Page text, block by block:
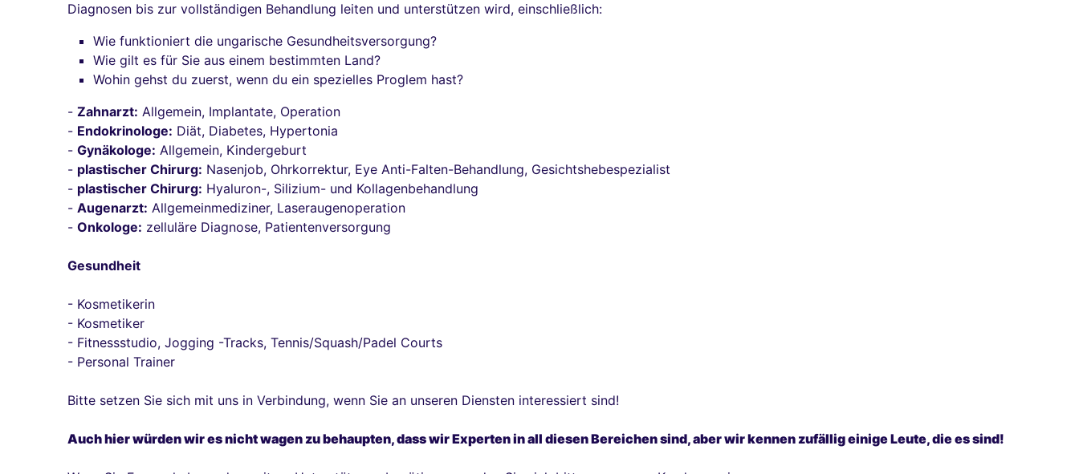
Diagnosen bis zur vollständigen Behandlung leiten und unterstützen wird, einschließlich:
Wie funktioniert die ungarische Gesundheitsversorgung?
Wie gilt es für Sie aus einem bestimmten Land?
Wohin gehst du zuerst, wenn du ein spezielles Proglem hast?
- Zahnarzt: Allgemein, Implantate, Operation
- Endokrinologe: Diät, Diabetes, Hypertonia
- Gynäkologe: Allgemein, Kindergeburt
- plastischer Chirurg: Nasenjob, Ohrkorrektur, Eye Anti-Falten-Behandlung, Gesichtshebespezialist
- plastischer Chirurg: Hyaluron-, Silizium- und Kollagenbehandlung
- Augenarzt: Allgemeinmediziner, Laseraugenoperation
- Onkologe: zelluläre Diagnose, Patientenversorgung
Gesundheit
- Kosmetikerin
- Kosmetiker
- Fitnessstudio, Jogging -Tracks, Tennis/Squash/Padel Courts
- Personal Trainer
Bitte setzen Sie sich mit uns in Verbindung, wenn Sie an unseren Diensten interessiert sind!
Auch hier würden wir es nicht wagen zu behaupten, dass wir Experten in all diesen Bereichen sind, aber wir kennen zufällig einige Leute, die es sind!